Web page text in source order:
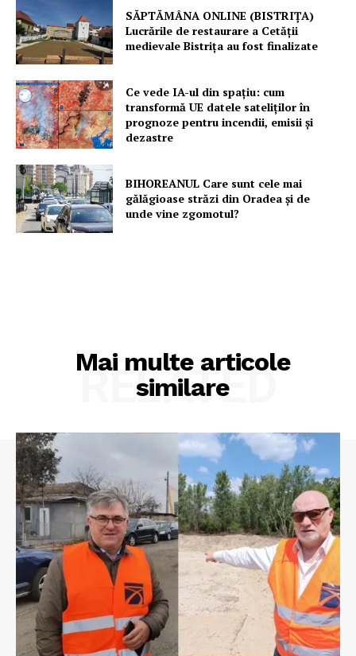
SĂPTĂMÂNA ONLINE (BISTRIȚA)
Lucrările de restaurare a Cetăţii
medievale Bistriţa au fost finalizate
Ce vede IA-ul din spațiu: cum
transformă UE datele sateliților în
prognoze pentru incendii, emisii și
dezastre
BIHOREANUL Care sunt cele mai
gălăgioase străzi din Oradea și de
unde vine zgomotul?
Mai multe articole
similare
RELATED